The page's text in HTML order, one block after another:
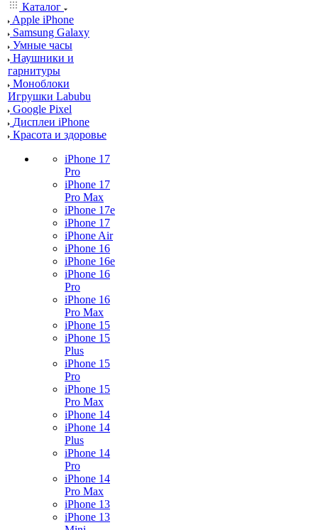
Каталог
Apple iPhone
Samsung Galaxy
Умные часы
Наушники и
гарнитуры
Моноблоки
Игрушки Labubu
Google Pixel
Дисплеи iPhone
Красота и здоровье
iPhone 17
Pro
iPhone 17
Pro Max
iPhone 17e
iPhone 17
iPhone Air
iPhone 16
iPhone 16e
iPhone 16
Pro
iPhone 16
Pro Max
iPhone 15
iPhone 15
Plus
iPhone 15
Pro
iPhone 15
Pro Max
iPhone 14
iPhone 14
Plus
iPhone 14
Pro
iPhone 14
Pro Max
iPhone 13
iPhone 13